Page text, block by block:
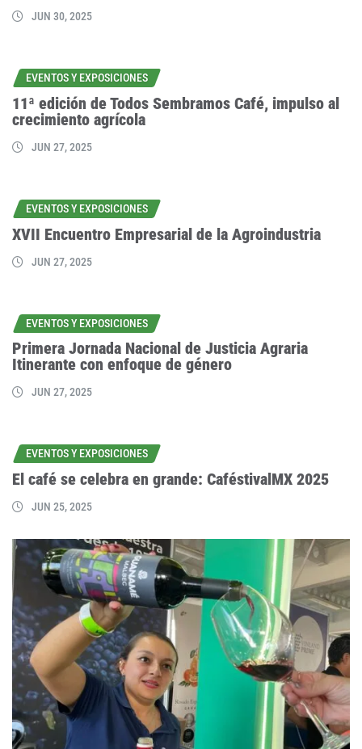
JUN 30, 2025
EVENTOS Y EXPOSICIONES
11ª edición de Todos Sembramos Café, impulso al
crecimiento agrícola
JUN 27, 2025
EVENTOS Y EXPOSICIONES
XVII Encuentro Empresarial de la Agroindustria
JUN 27, 2025
EVENTOS Y EXPOSICIONES
Primera Jornada Nacional de Justicia Agraria
Itinerante con enfoque de género
JUN 27, 2025
EVENTOS Y EXPOSICIONES
El café se celebra en grande: CaféstivalMX 2025
JUN 25, 2025